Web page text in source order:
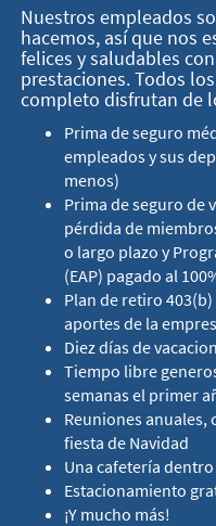
Nuestros empleados
hacemos, así que nos
felices y saludables
prestaciones. Todos
completo disfrutan de
Prima de seguro
empleados y sus
menos)
Prima de seguro de
pérdida de
o largo plazo y
(EAP) pagado al
Plan de retiro
aportes de la
Diez días de
Tiempo libre
semanas el primer
Reuniones anuales,
fiesta de Navidad
Una cafetería
Estacionamiento
¡Y mucho más!